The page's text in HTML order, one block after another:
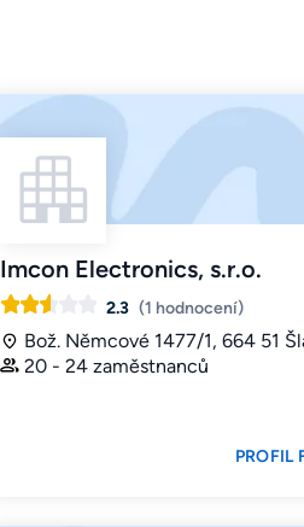
Imcon Electronics, s.r.o.
2.3 (1 hodnocení)
Bož. Němcové 1477/1, 664 51
20 - 24 zaměstnanců
PROFIL